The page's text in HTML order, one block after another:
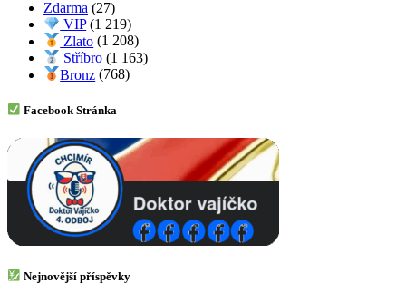
Zdarma (27)
VIP(1 219)
Zlato (1 208)
Stříbro (1 163)
Bronz (768)
Facebook Stránka
Nejnovější příspěvky